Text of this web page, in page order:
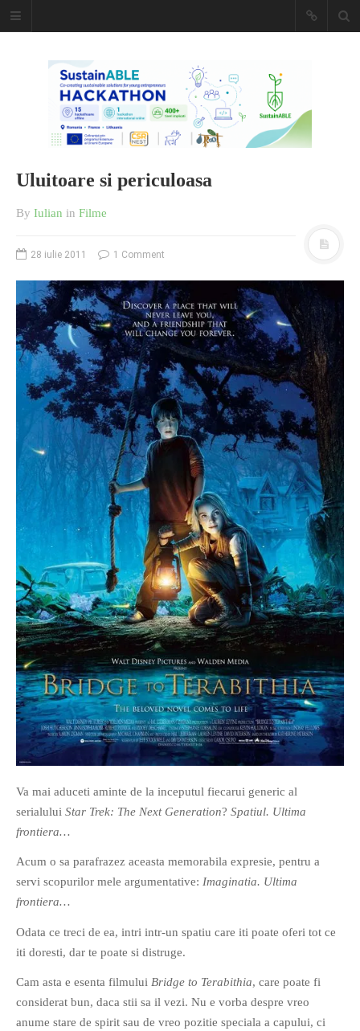
Caiet de
insemnari
DESCARCĂ!
O poveste in care sexul se
confunda cu dragostea,
cinismul cu idealismul si
poezia cu umorul.
DESCARCĂ!
If you like movies, words and
book for you. Take the
challenge of creating your
own acrostics and describing
famous movies by using the
very letters of their titles!
RASFOIESTE
Uluitoare si periculoasa
By Iulian in Filme
28 iulie 2011 1 Comment
Va mai aduceti aminte de la inceputul fiecarui generic al
serialului Star Trek: The Next Generation? Spatiul. Ultima
frontiera…
Acum o sa parafrazez aceasta memorabila expresie, pentru a
servi scopurilor mele argumentative: Imaginatia. Ultima
frontiera…
Odata ce treci de ea, intri intr-un spatiu care iti poate oferi tot ce
iti doresti, dar te poate si distruge.
Cam asta e esenta filmului Bridge to Terabithia, care poate fi
considerat bun, daca stii sa il vezi. Nu e vorba despre vreo
anume stare de spirit sau de vreo pozitie speciala a capului, ci